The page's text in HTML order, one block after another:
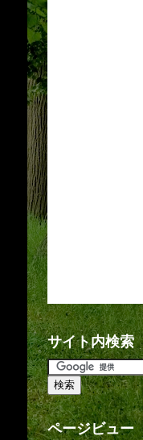
サイト内検索
ページビュー